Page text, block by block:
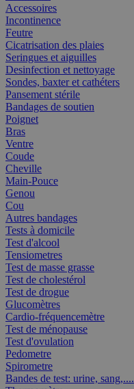
Accessoires
Incontinence
Feutre
Cicatrisation des plaies
Seringues et aiguilles
Desinfection et nettoyage
Sondes, baxter et cathéters
Pansement stérile
Bandages de soutien
Poignet
Bras
Ventre
Coude
Cheville
Main-Pouce
Genou
Cou
Autres bandages
Tests à domicile
Test d'alcool
Tensiometres
Test de masse grasse
Test de cholestérol
Test de drogue
Glucomètres
Cardio-fréquencemètre
Test de ménopause
Test d'ovulation
Pedometre
Spirometre
Bandes de test: urine, sang,....